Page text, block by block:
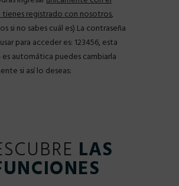
registrado con nosotros,
si no sabes cuál es) La contraseña
para acceder es: 123456, esta
automática puedes cambiarla
si así lo deseas:
LAS